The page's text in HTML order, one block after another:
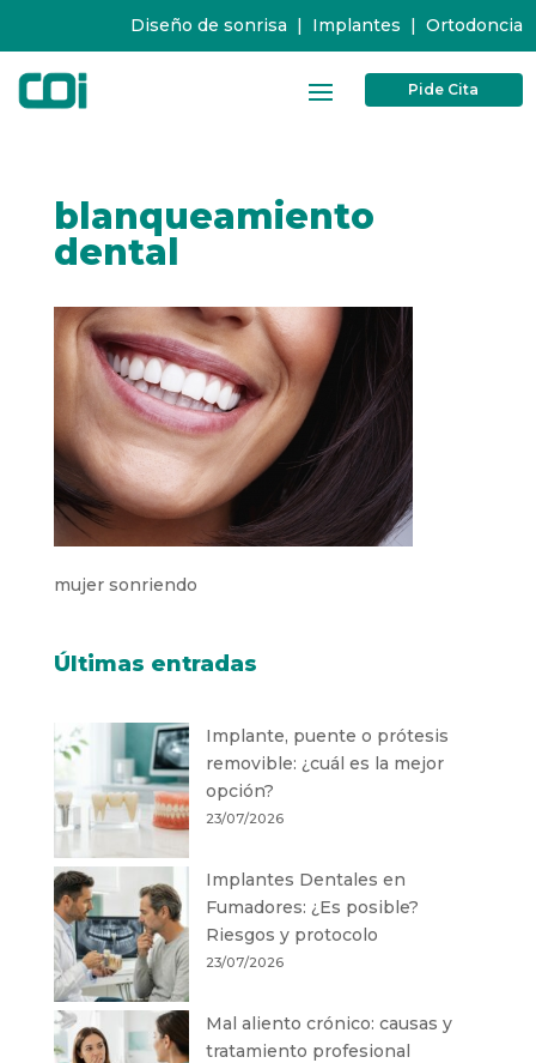
Diseño de sonrisa | Implantes | Ortodoncia
Pide Cita
blanqueamiento
dental
mujer sonriendo
Últimas entradas
Implante, puente o prótesis
removible: ¿cuál es la mejor
opción?
23/07/2026
Implantes Dentales en
Fumadores: ¿Es posible?
Riesgos y protocolo
23/07/2026
Mal aliento crónico: causas y
tratamiento profesional